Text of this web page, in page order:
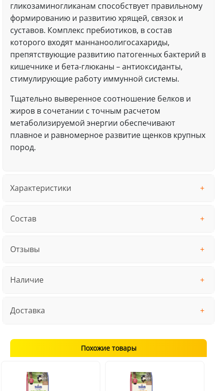
гликозаминогликанам способствует правильному
формированию и развитию хрящей, связок и
суставов. Комплекс пребиотиков, в состав
которого входят маннаноолигосахариды,
препятствующие развитию патогенных бактерий в
кишечнике и бета-глюканы – антиоксиданты,
стимулирующие работу иммунной системы.
Тщательно выверенное соотношение белков и
жиров в сочетании с точным расчетом
метаболизируемой энергии обеспечивают
плавное и равномерное развитие щенков крупных
пород.
Характеристики
Состав
Отзывы
Наличие
Доставка
Похожие товары